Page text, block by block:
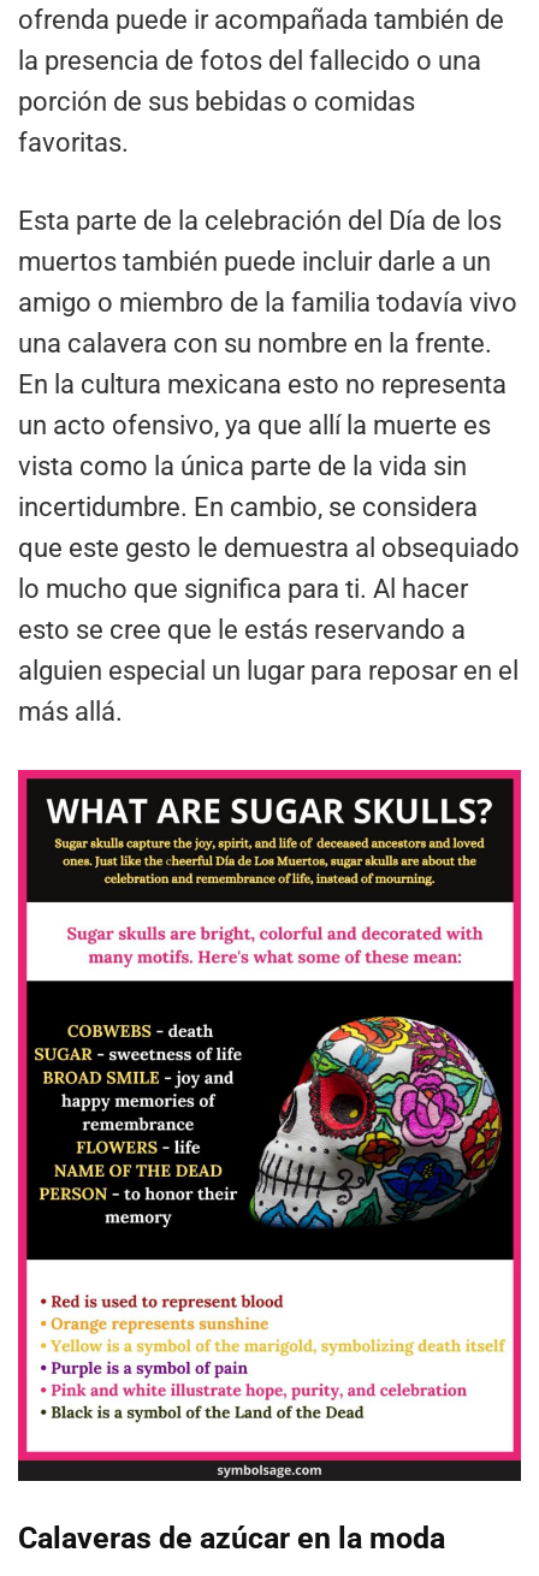
ofrenda puede ir acompañada también de
la presencia de fotos del fallecido o una
porción de sus bebidas o comidas
favoritas.
Esta parte de la celebración del Día de los
muertos también puede incluir darle a un
amigo o miembro de la familia todavía vivo
una calavera con su nombre en la frente.
En la cultura mexicana esto no representa
un acto ofensivo, ya que allí la muerte es
vista como la única parte de la vida sin
incertidumbre. En cambio, se considera
que este gesto le demuestra al obsequiado
lo mucho que significa para ti. Al hacer
esto se cree que le estás reservando a
alguien especial un lugar para reposar en el
más allá.
Calaveras de azúcar en la moda